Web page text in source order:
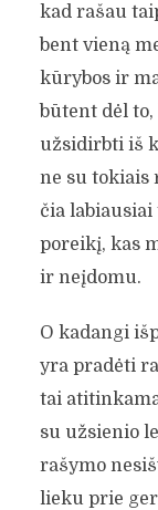
kad rašau
bent vieną
kūrybos ir
būtent dėl
užsidirbti iš
ne su tokiais
čia
poreikį, kas
ir neįdomu.
O kadangi
yra pradėti
tai
su užsienio
rašymo
lieku prie